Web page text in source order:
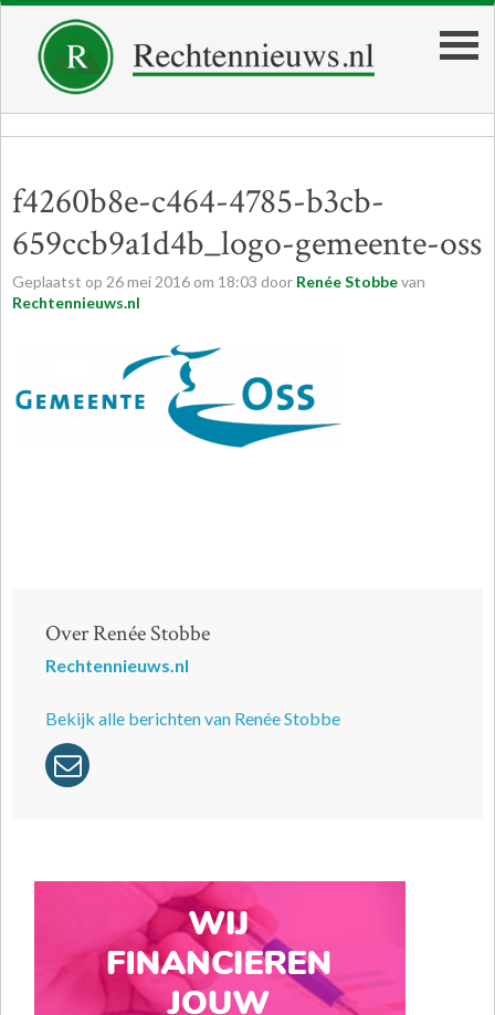
f4260b8e-c464-4785-b3cb-
659ccb9a1d4b_logo-gemeente-oss
Geplaatst op 26mei 2016 om 18:03 door Renée Stobbevan
Rechtennieuws.nl
Over Renée Stobbe
Rechtennieuws.nl
Bekijk alle berichten van Renée Stobbe